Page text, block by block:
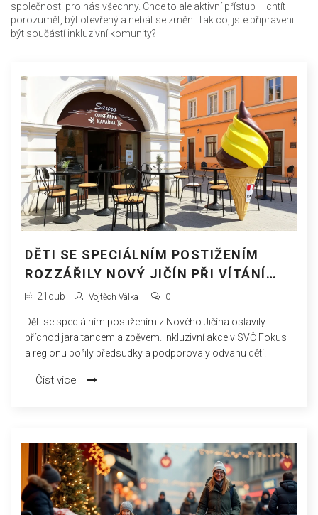
společnosti pro nás všechny. Chce to ale aktivní přístup – chtít
porozumět, být otevřený a nebát se změn. Tak co, jste připraveni
být součástí inkluzivní komunity?
DĚTI SE SPECIÁLNÍM POSTIŽENÍM
ROZZÁŘILY NOVÝ JIČÍN PŘI VÍTÁNÍ
JARA
21 dub Vojtěch Válka 0
Děti se speciálním postižením z Nového Jičína oslavily
příchod jara tancem a zpěvem. Inkluzivní akce v SVČ Fokus
a regionu bořily předsudky a podporovaly odvahu dětí.
Číst více